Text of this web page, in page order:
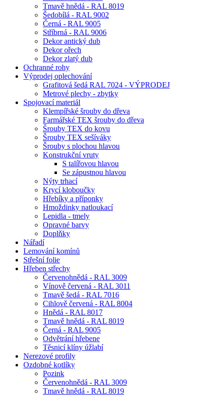
Tmavě hnědá - RAL 8019
Šedobílá - RAL 9002
Černá - RAL 9005
Stříbrná - RAL 9006
Dekor antický dub
Dekor ořech
Dekor zlatý dub
Ochranné rohy
Výprodej oplechování
Grafitová šedá RAL 7024 - VÝPRODEJ
Metrové plechy - zbytky
Spojovací materiál
Klempířské šrouby do dřeva
Farmářské TEX šrouby do dřeva
Šrouby TEX do kovu
Šrouby TEX sešíváky
Šrouby s plochou hlavou
Konstrukční vruty
S talířovou hlavou
Se zápustnou hlavou
Nýty trhací
Krycí kloboučky
Hřebíky a příponky
Hmoždinky natloukací
Lepidla - tmely
Opravné barvy
Doplňky
Nářadí
Lemování komínů
Střešní folie
Hřeben střechy
Červenohnědá - RAL 3009
Vínově červená - RAL 3011
Tmavě šedá - RAL 7016
Cihlově červená - RAL 8004
Hnědá - RAL 8017
Tmavě hnědá - RAL 8019
Černá - RAL 9005
Odvětrání hřebene
Těsnicí klíny úžlabí
Nerezové profily
Ozdobné kotlíky
Pozink
Červenohnědá - RAL 3009
Tmavě hnědá - RAL 8019